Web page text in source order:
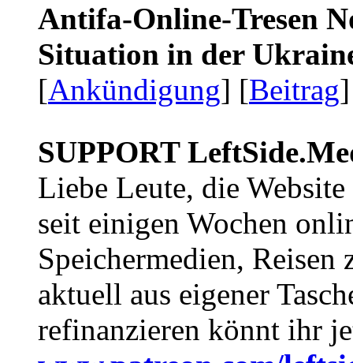
Antifa-Online-Tresen
Situation in der
[Ankündigung] [Beitrag
SUPPORT
Liebe Leute, die Website
seit einigen Wochen
Speichermedien, Reisen
aktuell aus eigener
refinanzieren könnt ihr